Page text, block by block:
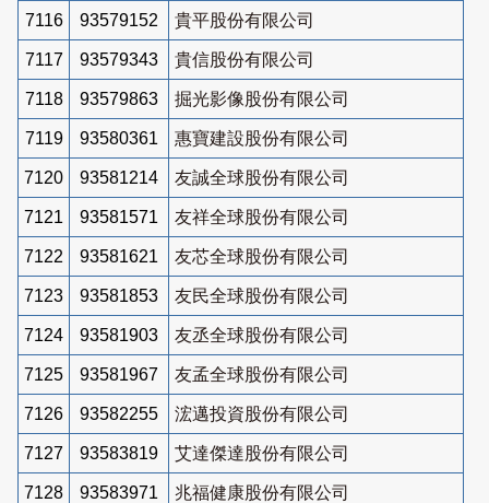
7116 93579152 貴平股份有限公司
7117 93579343 貴信股份有限公司
7118 93579863 掘光影像股份有限公司
7119 93580361 惠寶建設股份有限公司
7120 93581214 友誠全球股份有限公司
7121 93581571 友祥全球股份有限公司
7122 93581621 友芯全球股份有限公司
7123 93581853 友民全球股份有限公司
7124 93581903 友丞全球股份有限公司
7125 93581967 友孟全球股份有限公司
7126 93582255 浤邁投資股份有限公司
7127 93583819 艾達傑達股份有限公司
7128 93583971 兆福健康股份有限公司